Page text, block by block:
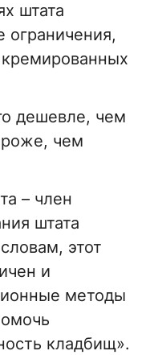
штата
ограничения,
дешевле, чем
чем
– член
штата
этот
и
методы
кладбищ».